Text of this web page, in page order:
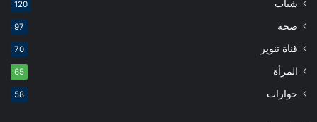
شباب 120
صحة 97
قناة تنوير 70
المرأة 65
حوارات 58